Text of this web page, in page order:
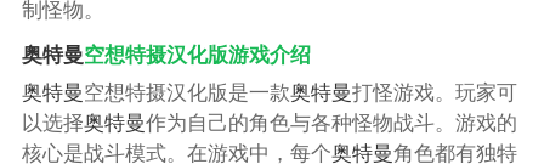
制怪物。
奥特曼空想特摄汉化版游戏介绍
奥特曼空想特摄汉化版是一款奥特曼打怪游戏。玩家可
以选择奥特曼作为自己的角色与各种怪物战斗。游戏的
核心是战斗模式。在游戏中，每个奥特曼角色都有独特